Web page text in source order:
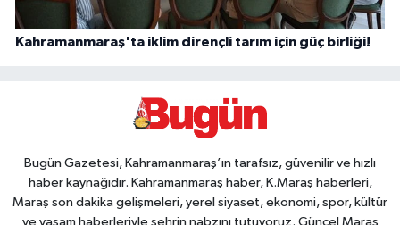
Kahramanmaraş'ta iklim dirençli tarım için güç birliği!
Bugün Gazetesi, Kahramanmaraş’ın tarafsız, güvenilir ve hızlı
haber kaynağıdır. Kahramanmaraş haber, K.Maraş haberleri,
Maraş son dakika gelişmeleri, yerel siyaset, ekonomi, spor, kültür
ve yaşam haberleriyle şehrin nabzını tutuyoruz. Güncel Maraş